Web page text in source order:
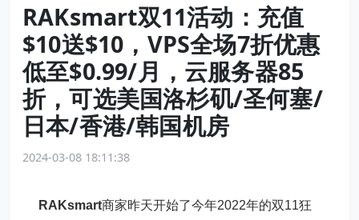
RAKsmart双11活动：充值
$10送$10，VPS全场7折优惠
低至$0.99/月，云服务器85
折，可选美国洛杉矶/圣何塞/
日本/香港/韩国机房
2024-03-08 18:11:38
RAKsmart商家昨天开始了今年2022年的双11狂